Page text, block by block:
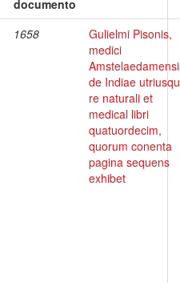
documento
1658
Gulielmi Pisonis,
medici
de Indiae
re naturali et
medical libri
quatuordecim,
quorum conenta
pagina sequens
exhibet